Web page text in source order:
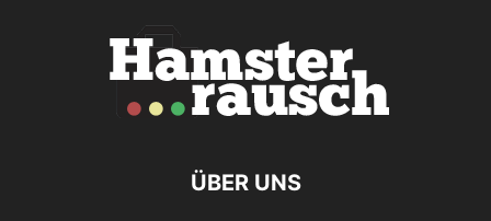
ÜBER UNS